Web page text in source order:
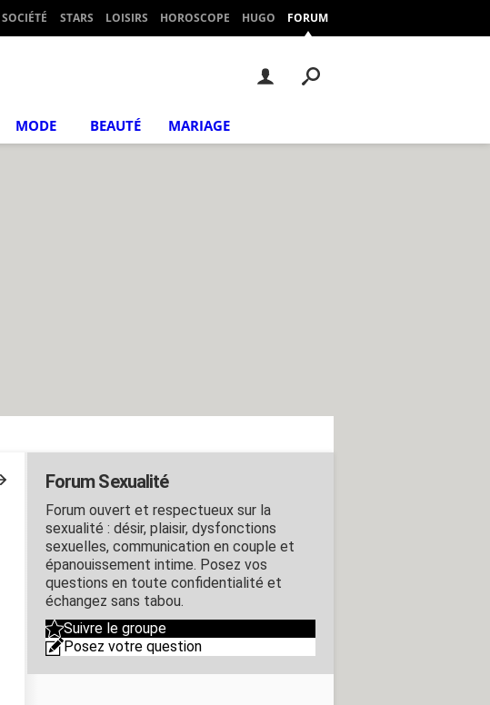
SOCIÉTÉ STARS LOISIRS HOROSCOPE HUGO FORUM
MODE BEAUTÉ MARIAGE
Forum Sexualité
Forum ouvert et respectueux sur la
sexualité : désir, plaisir, dysfonctions
sexuelles, communication en couple et
épanouissement intime. Posez vos
questions en toute confidentialité et
échangez sans tabou.
Suivre le groupe
Posez votre question